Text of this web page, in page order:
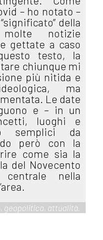
– ho notato –
della
notizie
gettate a caso
testo, la
chiunque mi
più nitida e
ma
Le date
e – in un
luoghi e
semplici da
però con la
come sia la
del Novecento
nella
geopolitica, attualità.